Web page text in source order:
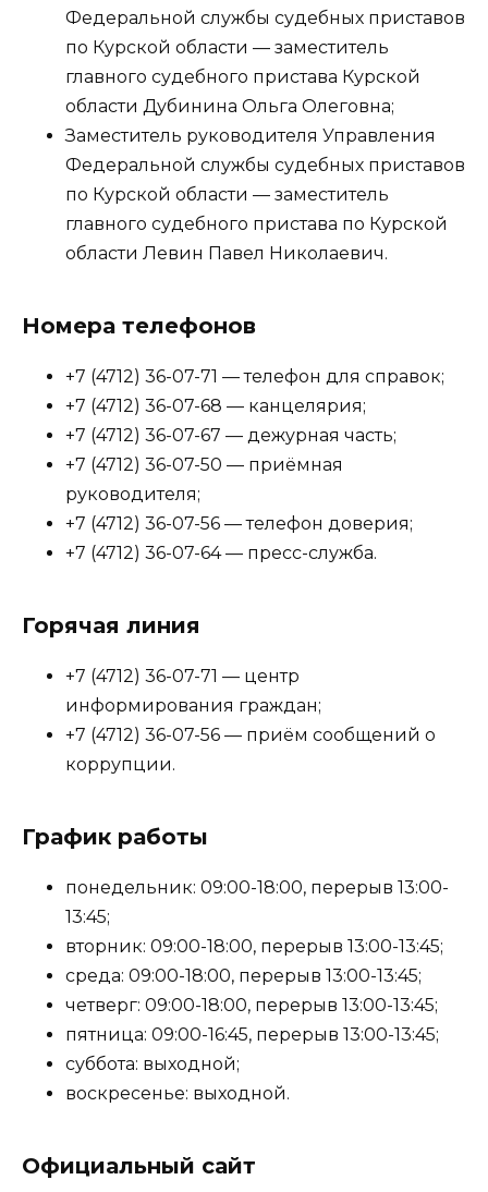
Федеральной службы судебных приставов
по Курской области — заместитель
главного судебного пристава Курской
области Дубинина Ольга Олеговна;
Заместитель руководителя Управления
Федеральной службы судебных приставов
по Курской области — заместитель
главного судебного пристава по Курской
области Левин Павел Николаевич.
Номера телефонов
+7 (4712) 36-07-71 — телефон для справок;
+7 (4712) 36-07-68 — канцелярия;
+7 (4712) 36-07-67 — дежурная часть;
+7 (4712) 36-07-50 — приёмная
руководителя;
+7 (4712) 36-07-56 — телефон доверия;
+7 (4712) 36-07-64 — пресс-служба.
Горячая линия
+7 (4712) 36-07-71 — центр
информирования граждан;
+7 (4712) 36-07-56 — приём сообщений о
коррупции.
График работы
понедельник: 09:00-18:00, перерыв 13:00-
13:45;
вторник: 09:00-18:00, перерыв 13:00-13:45;
среда: 09:00-18:00, перерыв 13:00-13:45;
четверг: 09:00-18:00, перерыв 13:00-13:45;
пятница: 09:00-16:45, перерыв 13:00-13:45;
суббота: выходной;
воскресенье: выходной.
Официальный сайт